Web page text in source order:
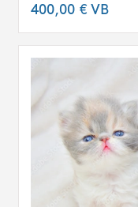
400,00 €VB